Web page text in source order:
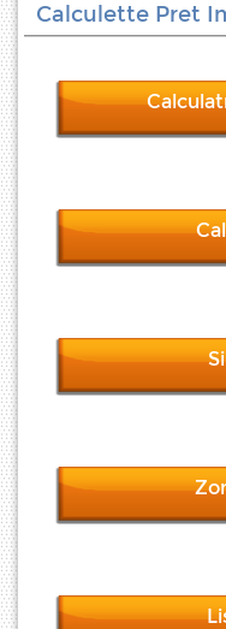
Calculette Pret